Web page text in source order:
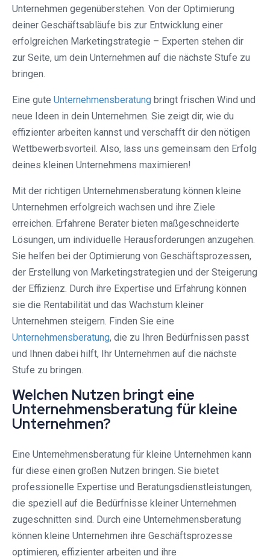
Unternehmen gegenüberstehen. Von der Optimierung
deiner Geschäftsabläufe bis zur Entwicklung einer
erfolgreichen Marketingstrategie – Experten stehen dir
zur Seite, um dein Unternehmen auf die nächste Stufe zu
bringen.
Eine gute Unternehmensberatung bringt frischen Wind und
neue Ideen in dein Unternehmen. Sie zeigt dir, wie du
effizienter arbeiten kannst und verschafft dir den nötigen
Wettbewerbsvorteil. Also, lass uns gemeinsam den Erfolg
deines kleinen Unternehmens maximieren!
Mit der richtigen Unternehmensberatung können kleine
Unternehmen erfolgreich wachsen und ihre Ziele
erreichen. Erfahrene Berater bieten maßgeschneiderte
Lösungen, um individuelle Herausforderungen anzugehen.
Sie helfen bei der Optimierung von Geschäftsprozessen,
der Erstellung von Marketingstrategien und der Steigerung
der Effizienz. Durch ihre Expertise und Erfahrung können
sie die Rentabilität und das Wachstum kleiner
Unternehmen steigern. Finden Sie eine
Unternehmensberatung, die zu Ihren Bedürfnissen passt
und Ihnen dabei hilft, Ihr Unternehmen auf die nächste
Stufe zu bringen.
Welchen Nutzen bringt eine
Unternehmensberatung für kleine
Unternehmen?
Eine Unternehmensberatung für kleine Unternehmen kann
für diese einen großen Nutzen bringen. Sie bietet
professionelle Expertise und Beratungsdienstleistungen,
die speziell auf die Bedürfnisse kleiner Unternehmen
zugeschnitten sind. Durch eine Unternehmensberatung
können kleine Unternehmen ihre Geschäftsprozesse
optimieren, effizienter arbeiten und ihre